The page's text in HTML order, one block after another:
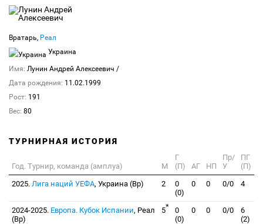
Вратарь, Реал
Украина
Имя: Лунин Андрей Алексеевич /
Дата рождения: 11.02.1999
Рост: 191
Вес: 80
ТУРНИРНАЯ ИСТОРИЯ
Год. Турнир, команда (амплуа) М
Г
(П)
АГ НП
Пр/
У
ПГ
(П)
2025. Лига наций УЕФА, Украина (Вр) 2
0
(0)
0 0 0/0 4
2024-2025. Европа. Кубок Испании, Реал
(Вр)
5*
0
(0)
0 0 0/0
6
(2)